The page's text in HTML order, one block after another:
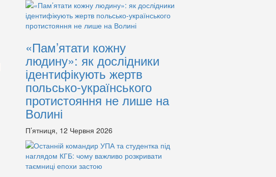
«Пам’ятати кожну
людину»: як дослідники
ідентифікують жертв
польсько-українського
протистояння не лише на
Волині
П’ятниця, 12 Червня 2026